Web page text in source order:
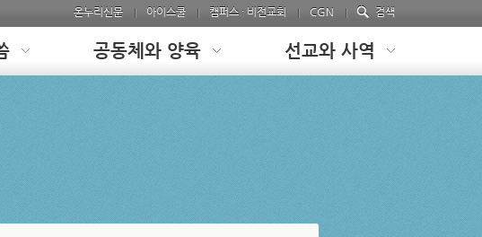
온누리신문 아이스쿨 캠퍼스 · 비전교회 CGN 검색
공동체와 양육 선교와 사역